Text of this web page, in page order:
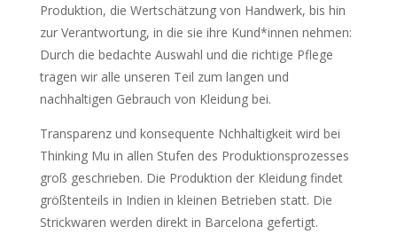
Produktion, die Wertschätzung von Handwerk, bis hin
zur Verantwortung, in die sie ihre Kund*innen nehmen:
Durch die bedachte Auswahl und die richtige Pflege
tragen wir alle unseren Teil zum langen und
nachhaltigen Gebrauch von Kleidung bei.
Transparenz und konsequente Nchhaltigkeit wird bei
Thinking Mu in allen Stufen des Produktionsprozesses
groß geschrieben. Die Produktion der Kleidung findet
größtenteils in Indien in kleinen Betrieben statt. Die
Strickwaren werden direkt in Barcelona gefertigt.